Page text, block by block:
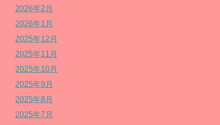
2026年2月
2026年1月
2025年12月
2025年11月
2025年10月
2025年9月
2025年8月
2025年7月